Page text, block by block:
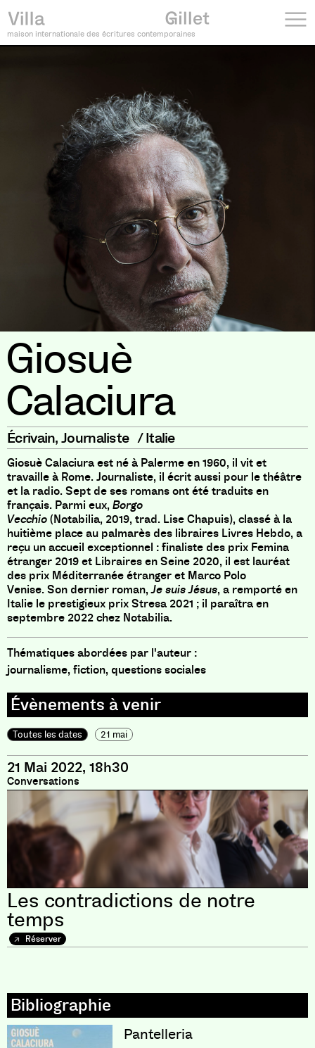
maison internationale des écritures contemporaines
Giosuè
Calaciura
Écrivain,Journaliste /Italie
Giosuè Calaciura est né à Palerme en 1960, il vit et
travaille à Rome.Journaliste, il écrit aussi pour le théâtre
et la radio.Sept de ses romans ont été traduits en
français. Parmi eux,Borgo
Vecchio(Notabilia, 2019,trad. Lise Chapuis),classé à la
huitième place au palmarès des libraires Livres Hebdo,a
reçu un accueil exceptionnel :finaliste des prix Femina
étranger 2019 et Libraires en Seine 2020, il est lauréat
des prix Méditerranée étranger et Marco Polo
Venise.Son dernier roman,Je suis Jésus,a remporté en
Italie le prestigieux prix Stresa 2021 ; il paraîtra en
septembre 2022 chez Notabilia.
Thématiques abordées par l'auteur :
journalisme, fiction, questions sociales
Toutes les dates 21 mai
21 Mai 2022, 18h30
Conversations
Les contradictions de notre
temps
Réserver
Pantelleria